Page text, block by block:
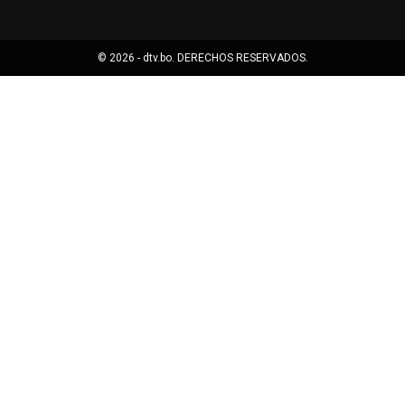
© 2026 - dtv.bo. DERECHOS RESERVADOS.